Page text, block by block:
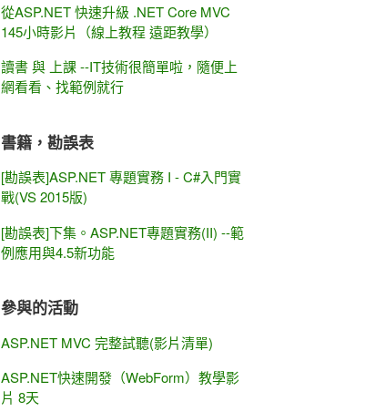
從ASP.NET 快速升級 .NET Core MVC
145小時影片（線上教程 遠距教學）
讀書 與 上課 --IT技術很簡單啦，隨便上
網看看、找範例就行
書籍，勘誤表
[勘誤表]ASP.NET 專題實務 I - C#入門實
戰(VS 2015版)
[勘誤表]下集。ASP.NET專題實務(II) --範
例應用與4.5新功能
參與的活動
ASP.NET MVC 完整試聽(影片清單)
ASP.NET快速開發（WebForm）教學影
片 8天